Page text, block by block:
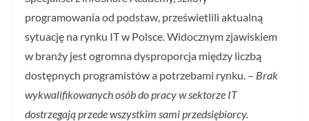
programowania od podstaw, prześwietlili aktualną
sytuację na rynku IT w Polsce. Widocznym zjawiskiem
w branży jest ogromna dysproporcja między liczbą
dostępnych programistów a potrzebami rynku. – Brak
wykwalifikowanych osób do pracy w sektorze IT
dostrzegają przede wszystkim sami przedsiębiorcy.